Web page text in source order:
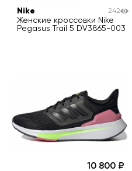
Nike
Женские кроссовки Nike
Pegasus Trail 5 DV3865-003
242
10 800